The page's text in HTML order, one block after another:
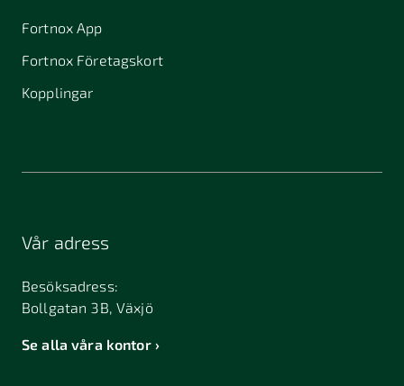
Fortnox App
Fortnox Företagskort
Kopplingar
Vår adress
Besöksadress:
Bollgatan 3B, Växjö
Se alla våra kontor